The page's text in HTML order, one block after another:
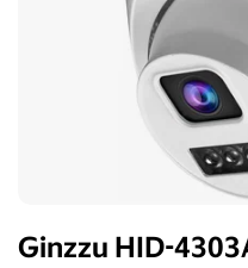
Ginzzu HID-